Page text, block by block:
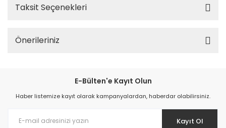
Taksit Seçenekleri
Önerileriniz
E-Bülten'e Kayıt Olun
Haber listemize kayıt olarak kampanyalardan, haberdar olabilirsiniz.
Kayıt Ol